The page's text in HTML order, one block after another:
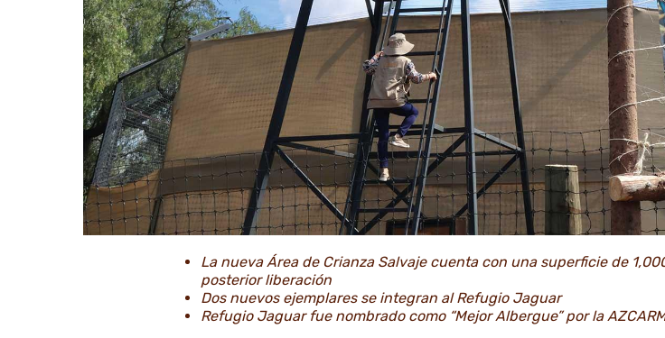
La nueva Área de Crianza Salvaje cuenta con una superficie de
posterior liberación
Dos nuevos ejemplares se integran al Refugio Jaguar
Refugio Jaguar fue nombrado como “Mejor Albergue” por la